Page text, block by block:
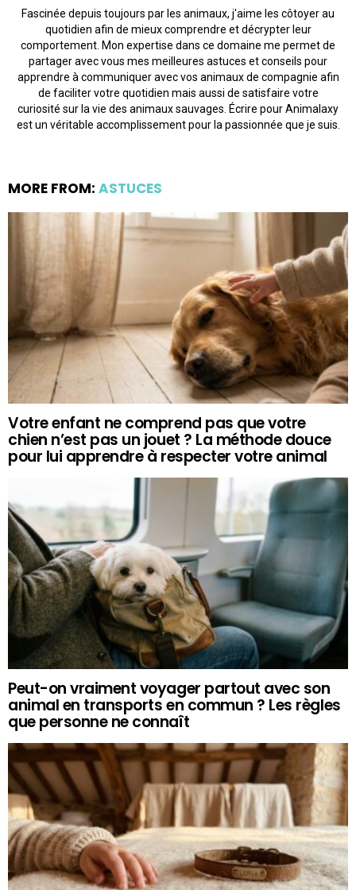
Fascinée depuis toujours par les animaux, j'aime les côtoyer au
quotidien afin de mieux comprendre et décrypter leur
comportement. Mon expertise dans ce domaine me permet de
partager avec vous mes meilleures astuces et conseils pour
apprendre à communiquer avec vos animaux de compagnie afin
de faciliter votre quotidien mais aussi de satisfaire votre
curiosité sur la vie des animaux sauvages. Écrire pour Animalaxy
est un véritable accomplissement pour la passionnée que je suis.
MORE FROM: ASTUCES
Votre enfant ne comprend pas que votre
chien n’est pas un jouet ? La méthode douce
pour lui apprendre à respecter votre animal
Peut-on vraiment voyager partout avec son
animal en transports en commun ? Les règles
que personne ne connaît